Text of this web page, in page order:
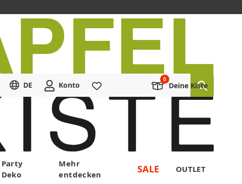
DE Konto Deine Kiste
Party
Deko
Mehr
entdecken
SALE OUTLET